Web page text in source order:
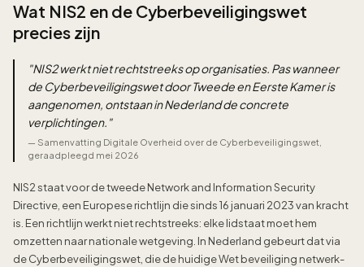
Wat NIS2 en de Cyberbeveiligingswet
precies zijn
"NIS2 werkt niet rechtstreeks op organisaties. Pas wanneer
de Cyberbeveiligingswet door Tweede en Eerste Kamer is
aangenomen, ontstaan in Nederland de concrete
verplichtingen. "
— Samenvatting Digitale Overheid over de Cyberbeveiligingswet,
geraadpleegd mei 2026
NIS2 staat voor de tweede Network and Information Security
Directive, een Europese richtlijn die sinds 16 januari 2023 van kracht
is. Een richtlijn werkt niet rechtstreeks: elke lidstaat moet hem
omzetten naar nationale wetgeving. In Nederland gebeurt dat via
de Cyberbeveiligingswet, die de huidige Wet beveiliging netwerk-